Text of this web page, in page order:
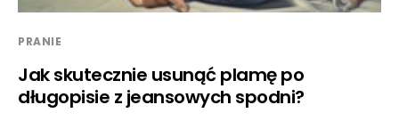
PRANIE
Jak skutecznie usunąć plamę po
długopisie z jeansowych spodni?